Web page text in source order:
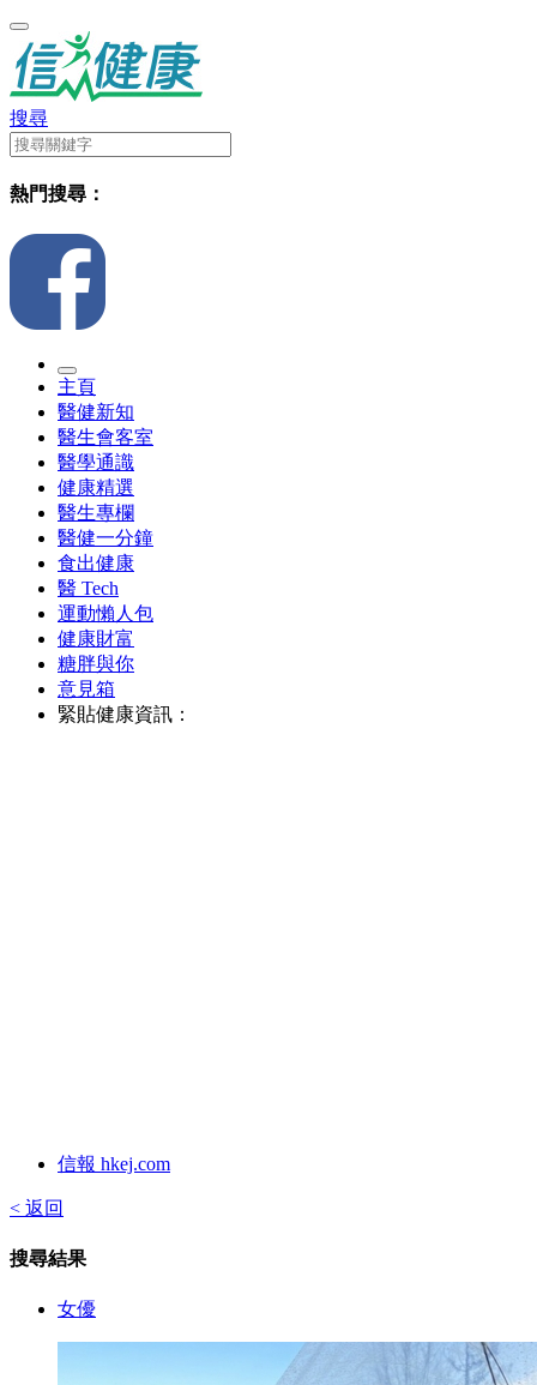
搜尋
熱門搜尋：
主頁
醫健新知
醫生會客室
醫學通識
健康精選
醫生專欄
醫健一分鐘
食出健康
醫 Tech
運動懶人包
健康財富
糖胖與你
意見箱
緊貼健康資訊：
信報 hkej.com
< 返回
搜尋結果
女優